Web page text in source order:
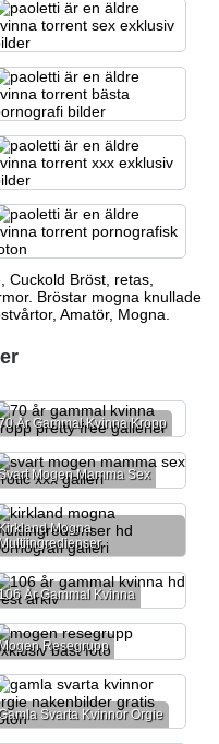
Cuckold Bröst, retas,
Bröstar mogna knullade
Amatör, Mogna.
År Gammal Kvinna Kropp
Mogen Mamma Sex
Mogna
År Gammal Kvinna
Resegrupp
Svarta Kvinnor Orgie